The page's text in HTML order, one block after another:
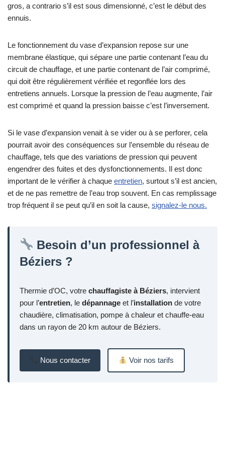
gros, a contrario s’il est sous dimensionné, c’est le début des
ennuis.
Le fonctionnement du vase d’expansion repose sur une
membrane élastique, qui sépare une partie contenant l’eau du
circuit de chauffage, et une partie contenant de l’air comprimé,
qui doit être régulièrement vérifiée et regonflée lors des
entretiens annuels. Lorsque la pression de l’eau augmente, l’air
est comprimé et quand la pression baisse c’est l’inversement.
Si le vase d’expansion venait à se vider ou à se perforer, cela
pourrait avoir des conséquences sur l’ensemble du réseau de
chauffage, tels que des variations de pression qui peuvent
engendrer des fuites et des dysfonctionnements. Il est donc
important de le vérifier à chaque entretien, surtout s’il est ancien,
et de ne pas remettre de l’eau trop souvent. En cas remplissage
trop fréquent il se peut qu’il en soit la cause, signalez-le nous.
Besoin d’un professionnel à
Béziers ?
Thermie d’OC, votre chauffagiste à Béziers, intervient
pour l’entretien, le dépannage et l’installation de votre
chaudière, climatisation, pompe à chaleur et chauffe-eau
dans un rayon de 20 km autour de Béziers.
Nous contacter Voir nos tarifs